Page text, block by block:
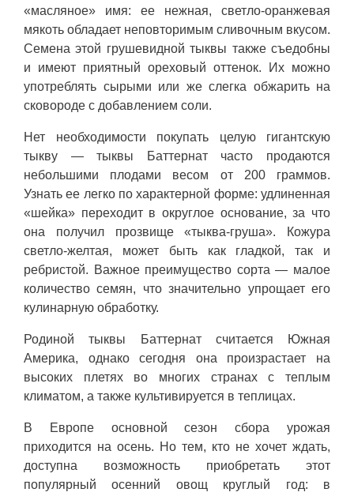
«масляное» имя: ее нежная, светло-оранжевая
мякоть обладает неповторимым сливочным вкусом.
Семена этой грушевидной тыквы также съедобны
и имеют приятный ореховый оттенок. Их можно
употреблять сырыми или же слегка обжарить на
сковороде с добавлением соли.
Нет необходимости покупать целую гигантскую
тыкву — тыквы Баттернат часто продаются
небольшими плодами весом от 200 граммов.
Узнать ее легко по характерной форме: удлиненная
«шейка» переходит в округлое основание, за что
она получил прозвище «тыква-груша». Кожура
светло-желтая, может быть как гладкой, так и
ребристой. Важное преимущество сорта — малое
количество семян, что значительно упрощает его
кулинарную обработку.
Родиной тыквы Баттернат считается Южная
Америка, однако сегодня она произрастает на
высоких плетях во многих странах с теплым
климатом, а также культивируется в теплицах.
В Европе основной сезон сбора урожая
приходится на осень. Но тем, кто не хочет ждать,
доступна возможность приобретать этот
популярный осенний овощ круглый год: в